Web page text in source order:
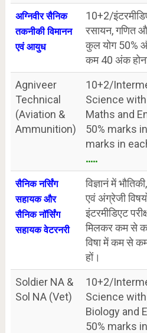
अग्निवीर सैनिक
तकनीकी विमानन
एवं आयुध
10+2/
रसायन, गणित
कुल योग 50%
कम 40 अंक होना
Agniveer
Technical
(Aviation &
Ammunition)
10+2/
Science
Maths and
50% marks
marks in
.....
सैनिक नर्सिंग
सहायक और
सैनिक नॉर्सिंग
सहायक वेटरनरी
विज्ञानं में
एवं अंग्रेजी
इंटरमीडिएट
मिलकर कम से
विषा में कम से
हों।
Soldier NA &
Sol NA (Vet)
10+2/
Science
Biology and
50% marks